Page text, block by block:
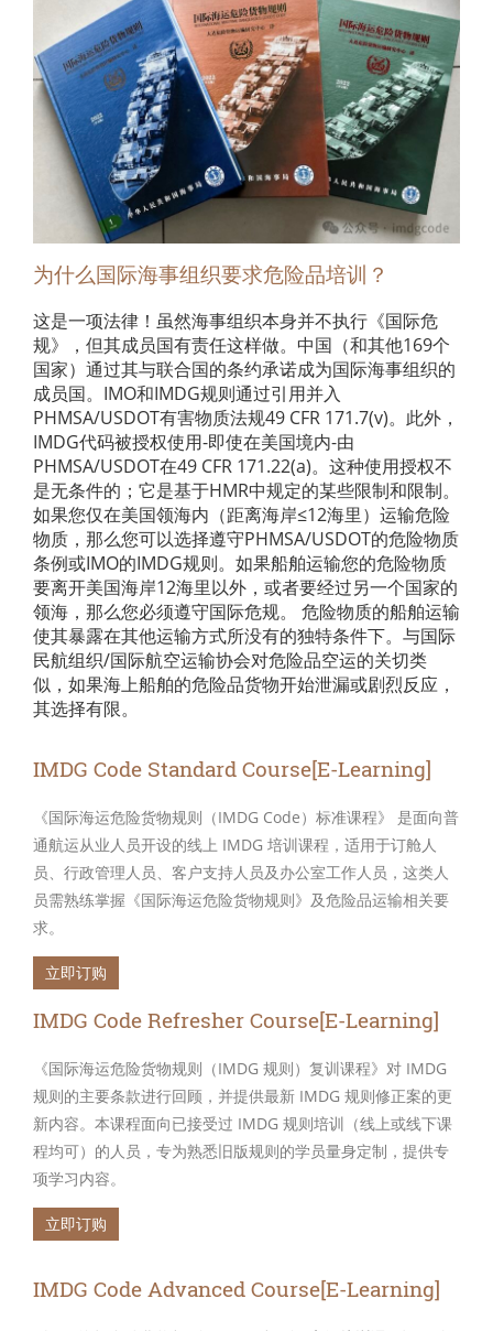
为什么国际海事组织要求危险品培训？
这是一项法律！虽然海事组织本身并不执行《国际危
规》，但其成员国有责任这样做。中国（和其他169个
国家）通过其与联合国的条约承诺成为国际海事组织的
成员国。IMO和IMDG规则通过引用并入
PHMSA/USDOT有害物质法规49 CFR 171.7(v)。此外，
IMDG代码被授权使用-即使在美国境内-由
PHMSA/USDOT在49 CFR 171.22(a)。这种使用授权不
是无条件的；它是基于HMR中规定的某些限制和限制。
如果您仅在美国领海内（距离海岸≤12海里）运输危险
物质，那么您可以选择遵守PHMSA/USDOT的危险物质
条例或IMO的IMDG规则。如果船舶运输您的危险物质
要离开美国海岸12海里以外，或者要经过另一个国家的
领海，那么您必须遵守国际危规。 危险物质的船舶运输
使其暴露在其他运输方式所没有的独特条件下。与国际
民航组织/国际航空运输协会对危险品空运的关切类
似，如果海上船舶的危险品货物开始泄漏或剧烈反应，
其选择有限。
IMDG Code Standard Course[E-Learning]
《国际海运危险货物规则（IMDG Code）标准课程》 是面向普
通航运从业人员开设的线上 IMDG 培训课程，适用于订舱人
员、行政管理人员、客户支持人员及办公室工作人员，这类人
员需熟练掌握《国际海运危险货物规则》及危险品运输相关要
求。
立即订购
IMDG Code Refresher Course[E-Learning]
《国际海运危险货物规则（IMDG 规则）复训课程》对 IMDG
规则的主要条款进行回顾，并提供最新 IMDG 规则修正案的更
新内容。本课程面向已接受过 IMDG 规则培训（线上或线下课
程均可）的人员，专为熟悉旧版规则的学员量身定制，提供专
项学习内容。
立即订购
IMDG Code Advanced Course[E-Learning]